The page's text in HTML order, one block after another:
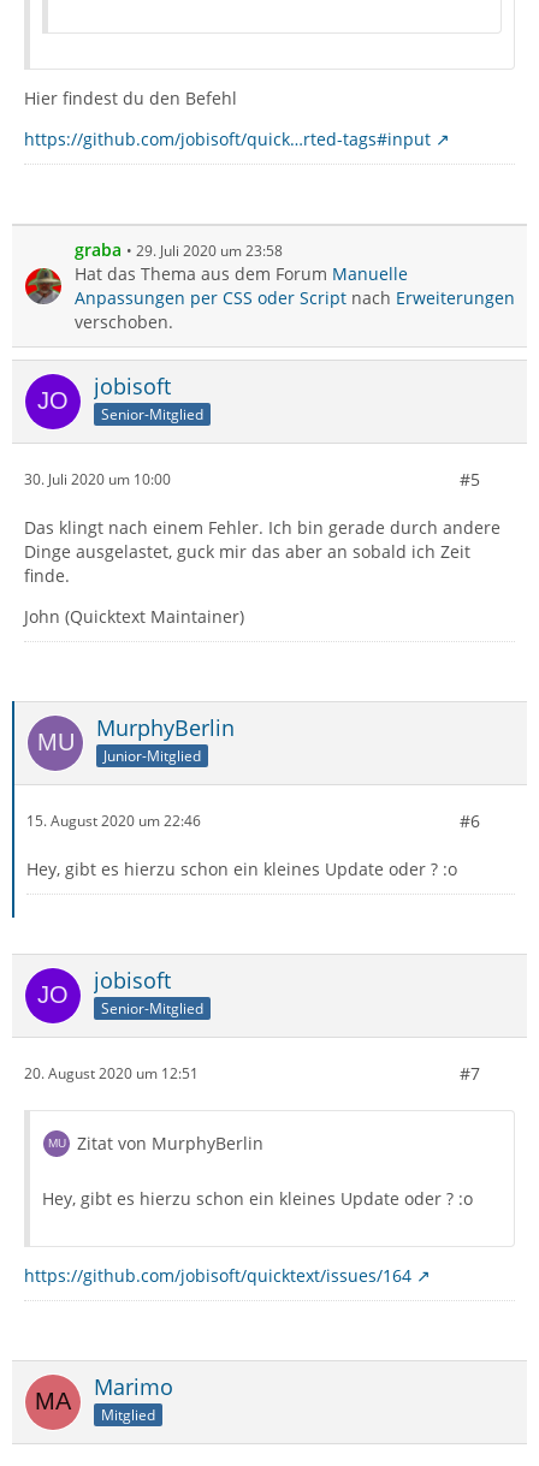
Hier findest du den Befehl
https://github.com/jobisoft/quick…rted-tags#input
graba 29. Juli 2020 um 23:58
Hat das Thema aus dem Forum Manuelle
Anpassungen per CSS oder Script nach Erweiterungen
verschoben.
jobisoft
Senior-Mitglied
30. Juli 2020 um 10:00 #5
Das klingt nach einem Fehler. Ich bin gerade durch andere
Dinge ausgelastet, guck mir das aber an sobald ich Zeit
finde.
John (Quicktext Maintainer)
MurphyBerlin
Junior-Mitglied
15. August 2020 um 22:46 #6
Hey, gibt es hierzu schon ein kleines Update oder ? :o
jobisoft
Senior-Mitglied
20. August 2020 um 12:51 #7
Zitat von MurphyBerlin
Hey, gibt es hierzu schon ein kleines Update oder ? :o
https://github.com/jobisoft/quicktext/issues/164
Marimo
Mitglied